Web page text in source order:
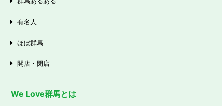
有名人
ほぼ群馬
開店・閉店
We Love群馬とは